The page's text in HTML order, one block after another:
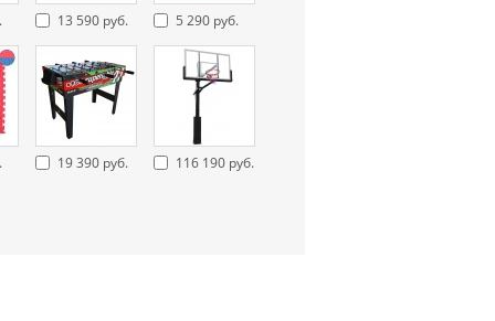
13 590 руб. 5 290 руб.
19 390 руб. 116 190 руб.